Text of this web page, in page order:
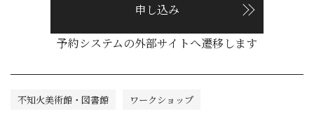
申し込み
予約システムの外部サイトへ遷移します
不知火美術館・図書館 ワークショップ